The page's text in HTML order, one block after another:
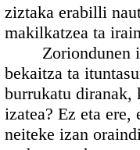
ziztaka erabilli
makilkatzea ta
Zoriondunen
bekaitza ta
burrukatu diranak,
izatea? Ez eta
neiteke izan